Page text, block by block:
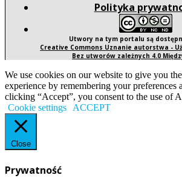
Polityka
Utwory na tym portalu są
Creative Commons Uznanie autorstwa -
Bez utworów zależnych 4.0
We use cookies on our website to give you
experience by remembering your preferences
clicking “Accept”, you consent to the use of
Cookie settings
ACCEPT
Close
Prywatność